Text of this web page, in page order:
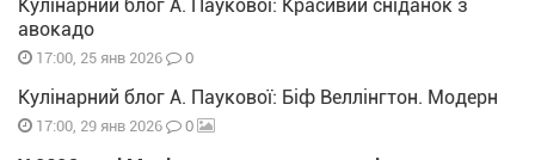
Кулінарний блог А. Паукової: Красивий сніданок з
авокадо
17:00, 25 янв 2026 0
Кулінарний блог А. Паукової: Біф Веллінгтон. Модерн
17:00, 29 янв 2026 0